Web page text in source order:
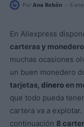
Por Ana Rebón - 6
En Aliexpress
carteras y
muchas ocasiones
un buen monedero
tarjetas, dinero en
que todo pueda
cartera va a
continuación 8